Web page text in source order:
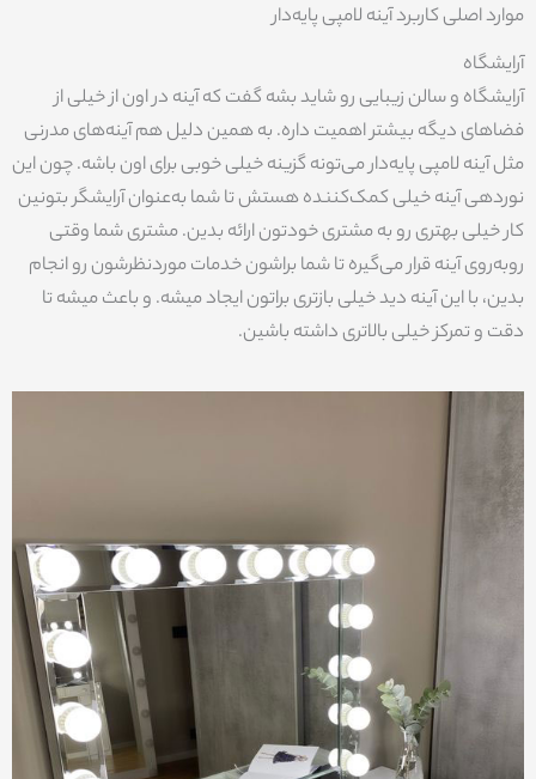
موارد اصلی کاربرد آینه لامپی پایه‌دار
آرایشگاه
آرایشگاه و سالن زیبایی رو شاید بشه گفت که آینه در اون از خیلی از
فضاهای دیگه بیشتر اهمیت داره. به همین دلیل هم آینه‌های مدرنی
مثل آینه لامپی پایه‌دار می‌تونه گزینه خیلی خوبی برای اون باشه. چون این
نوردهی آینه خیلی کمک‌کننده هستش تا شما به‌عنوان آرایشگر بتونین
کار خیلی بهتری رو به مشتری خودتون ارائه بدین. مشتری شما وقتی
روبه‌روی آینه قرار می‌گیره تا شما براشون خدمات موردنظرشون رو انجام
بدین، با این آینه دید خیلی بازتری براتون ایجاد میشه. و باعث میشه تا
دقت و تمرکز خیلی بالاتری داشته باشین.